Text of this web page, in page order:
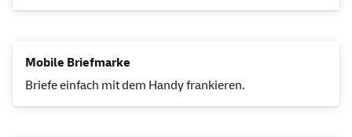
Mobile Briefmarke
Briefe einfach mit dem Handyfrankieren.